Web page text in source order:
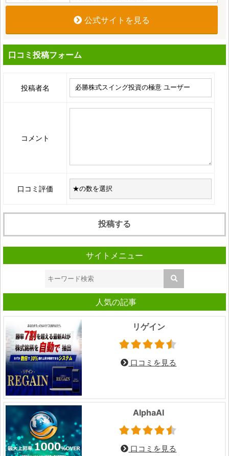
公式サイトを見る
口コミ投稿フォーム
投稿者名
コメント
口コミ評価
サイトメニュー
人気の記事
リゲイン
口コミを見る
AlphaAI
口コミを見る